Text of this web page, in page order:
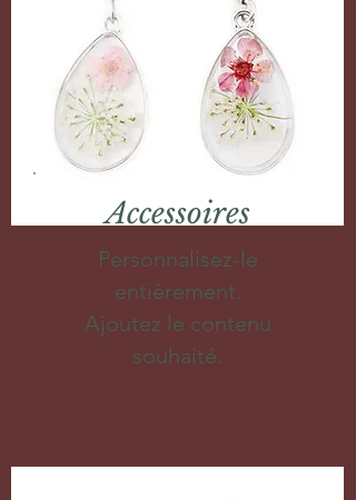
Accessoires
Personnalisez-le
entièrement.
Ajoutez le contenu
souhaité.